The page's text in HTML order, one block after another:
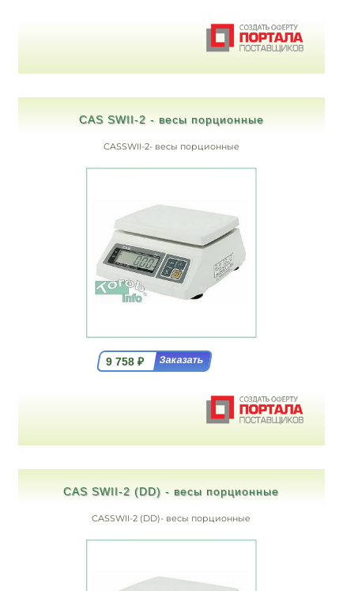
CAS SWII-2 - весы порционные
CASSWII-2- весы порционные
9 758₽
CAS SWII-2 (DD) - весы порционные
CASSWII-2 (DD)- весы порционные